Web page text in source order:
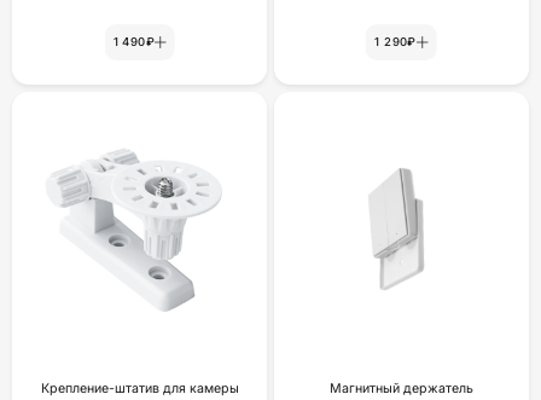
1 490₽ 1 290₽
Крепление-штатив для камеры
Магнитный держатель